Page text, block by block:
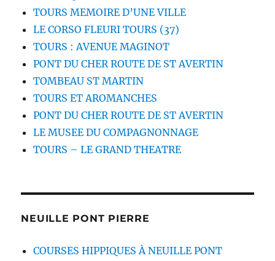
TOURS MEMOIRE D’UNE VILLE
LE CORSO FLEURI TOURS (37)
TOURS : AVENUE MAGINOT
PONT DU CHER ROUTE DE ST AVERTIN
TOMBEAU ST MARTIN
TOURS ET AROMANCHES
PONT DU CHER ROUTE DE ST AVERTIN
LE MUSEE DU COMPAGNONNAGE
TOURS – LE GRAND THEATRE
NEUILLE PONT PIERRE
COURSES HIPPIQUES À NEUILLE PONT